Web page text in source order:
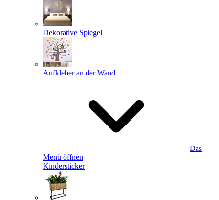
Dekorative Spiegel
Aufkleber an der Wand
Das
Menü öffnen
Kindersticker